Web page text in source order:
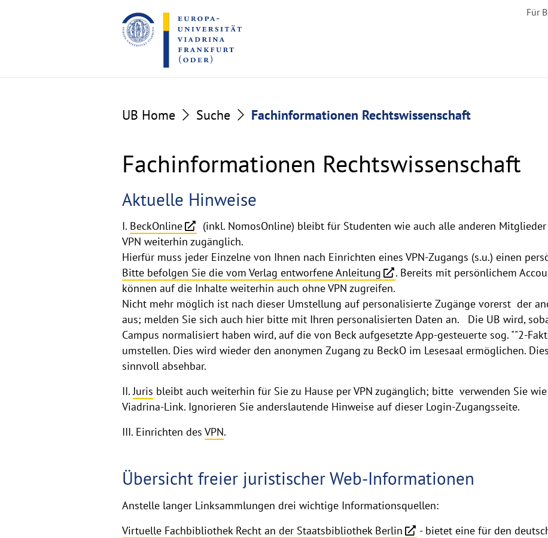
to
the
content
to
the
footer
Für
UB Home Suche Fachinformationen Rechtswissenschaft
Fachinformationen Rechtswissenschaft
Informationen
zu
juristischen
Datenbanken
Aktuelle Hinweise
I. BeckOnline
(inkl. NomosOnline) bleibt für Studenten wie auch alle anderen
VPN weiterhin zugänglich.
Hierfür muss jeder Einzelne von Ihnen nach Einrichten eines VPN-Zugangs (s.u.) einen
Bitte befolgen Sie die vom Verlag entworfene Anleitung
. Bereits mit persönlichem
können auf die Inhalte weiterhin auch ohne VPN zugreifen.
Nicht mehr möglich ist nach dieser Umstellung auf personalisierte Zugänge vorerst der
aus; melden Sie sich auch hier bitte mit Ihren personalisierten Daten an. Die UB wird,
Campus normalisiert haben wird, auf die von Beck aufgesetzte App-gesteuerte sog. ""2-
umstellen. Dies wird wieder den anonymen Zugang zu BeckO im Lesesaal ermöglichen.
sinnvoll absehbar.
II.Juris bleibt auch weiterhin für Sie zu Hause per VPN zugänglich; bitte verwenden Sie
Viadrina-Link. Ignorieren Sie anderslautende Hinweise auf dieser Login-Zugangsseite.
III. Einrichten des VPN.
Übersicht freier juristischer Web-Informationen
Anstelle langer Linksammlungen drei wichtige Informationsquellen:
Virtuelle Fachbibliothek Recht an der Staatsbibliothek Berlin
- bietet eine für den